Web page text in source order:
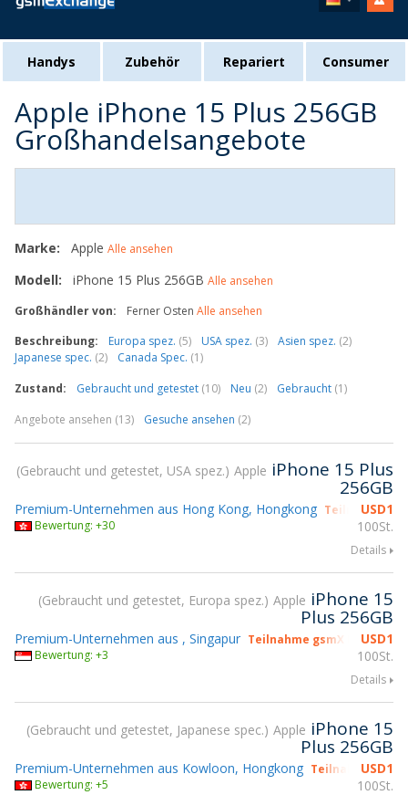
Handys Zubehör Repariert Consumer
Apple iPhone 15 Plus 256GB
Großhandelsangebote
Marke: Apple Alle ansehen
Modell: iPhone 15 Plus 256GB Alle ansehen
Großhändler von:
Ferner Osten Alle ansehen
Beschreibung:
Europa spez. (5) USA spez. (3) Asien spez. (2)
Japanese spec. (2) Canada Spec. (1)
Zustand:
Gebraucht und getestet (10) Neu (2) Gebraucht (1)
Angebote ansehen (13)
Gesuche ansehen (2)
Gebraucht und getestet, USA spez. Apple iPhone 15 Plus
256GB
USD1
100St.
Premium-Unternehmen aus Hong Kong, Hongkong Teilnahme
Bewertung: +30
Details
Gebraucht und getestet, Europa spez. Apple iPhone 15
Plus 256GB
USD1
100St.
Premium-Unternehmen aus , Singapur Teilnahme gsmX Hong
Bewertung: +3
Details
Gebraucht und getestet, Japanese spec. Apple iPhone 15
Plus 256GB
USD1
100St.
Premium-Unternehmen aus Kowloon, Hongkong Teilnahme
Bewertung: +5